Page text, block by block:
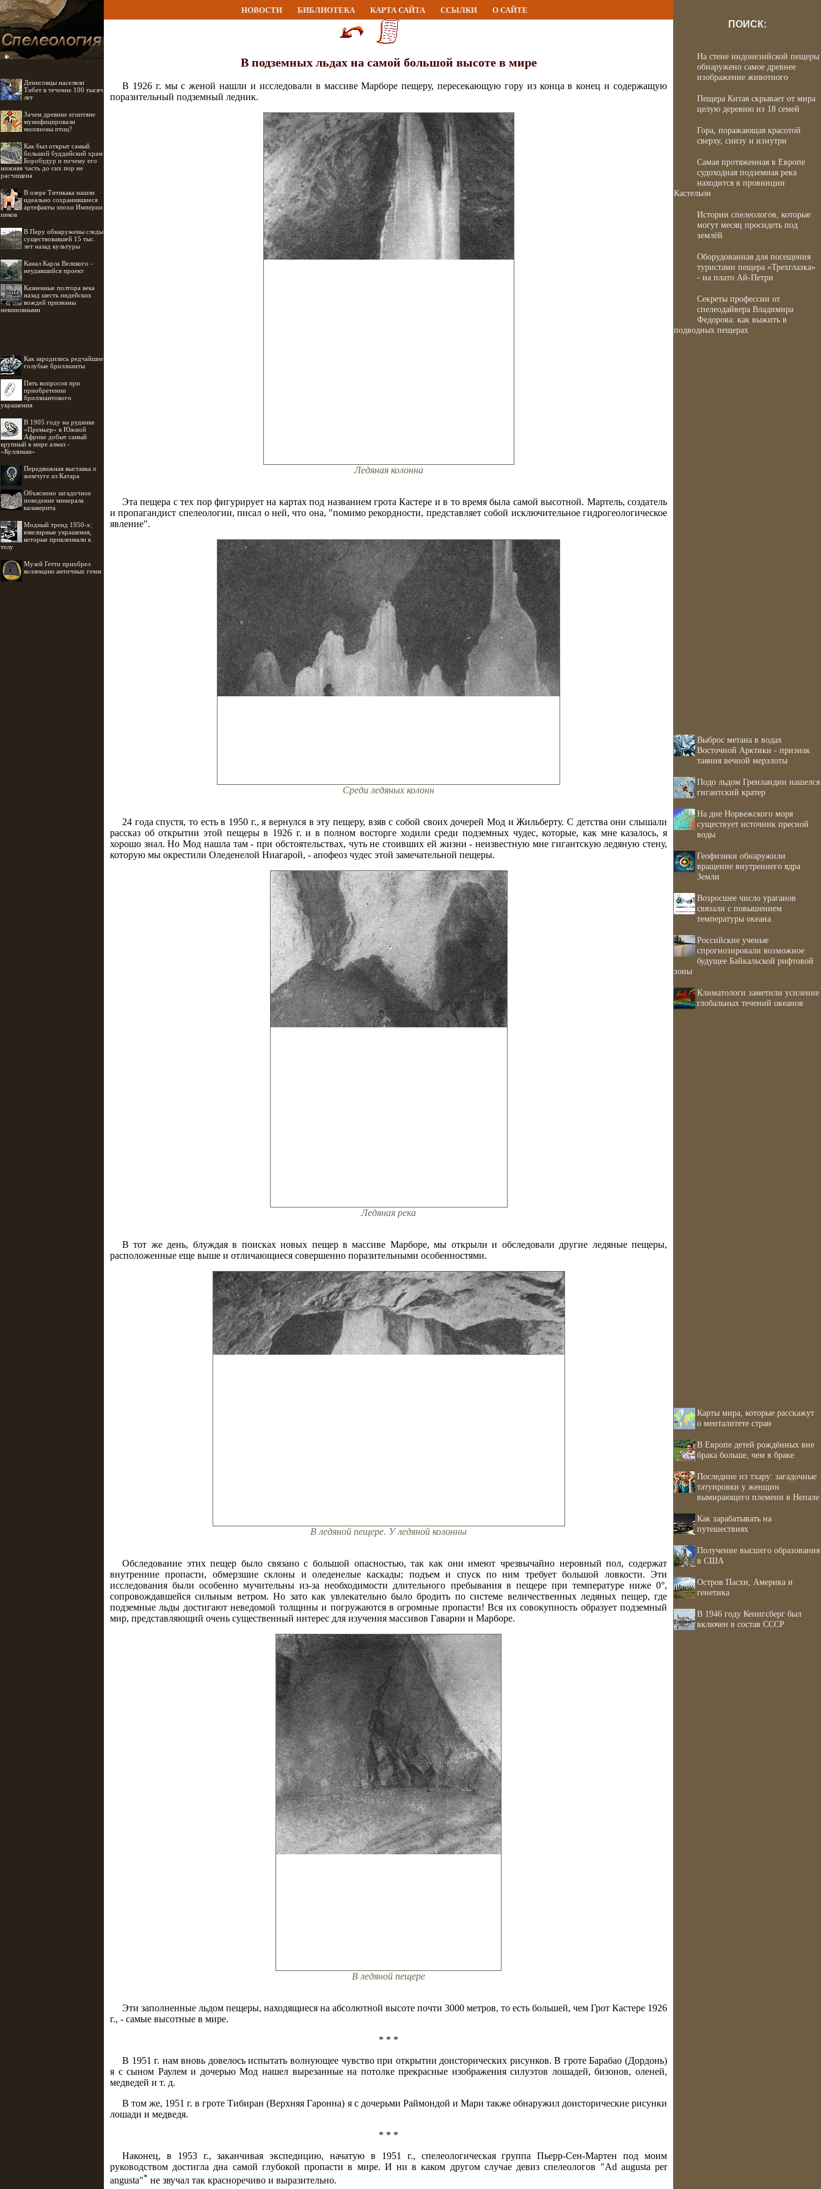
НОВОСТИ БИБЛИОТЕКА КАРТА САЙТА ССЫЛКИ О САЙТЕ
Денисовцы населяли
Тибет в течение 100 тысяч
лет
Зачем древние египтяне
мумифицировали
миллионы птиц?
Как был открыт самый
большой буддийский храм
Боробудур и почему его
нижняя часть до сих пор не
расчищена
В озере Титикака нашли
идеально сохранившиеся
артефакты эпохи Империи
инков
В Перу обнаружены следы
существовавшей 15 тыс.
лет назад культуры
Канал Карла Великого -
неудавшийся проект
Казненные полтора века
назад шесть индейских
вождей признаны
невиновными
Как зародились редчайшие
голубые бриллианты
Пять вопросов при
приобретении
бриллиантового
украшения
В 1905 году на руднике
«Премьер» в Южной
Африке добыт самый
крупный в мире алмаз -
«Куллинан»
Передвижная выставка о
жемчуге из Катара
Объяснено загадочное
поведение минерала
калаверита
Модный тренд 1950-х:
ювелирные украшения,
которые приклеивали к
телу
Музей Гетти приобрел
коллекцию античных гемм
В подземных льдах на самой большой высоте в мире
В 1926 г. мы с женой нашли и исследовали в массиве Марборе пещеру, пересекающую гору из конца в конец и содержащую
поразительный подземный ледник.
Ледяная колонна
Эта пещера с тех пор фигурирует на картах под названием грота Кастере и в то время была самой высотной. Мартель, создатель
и пропагандист спелеологии, писал о ней, что она, "помимо рекордности, представляет собой исключительное гидрогеологическое
явление".
Среди ледяных колонн
24 года спустя, то есть в 1950 г., я вернулся в эту пещеру, взяв с собой своих дочерей Мод и Жильберту. С детства они слышали
рассказ об открытии этой пещеры в 1926 г. и в полном восторге ходили среди подземных чудес, которые, как мне казалось, я
хорошо знал. Но Мод нашла там - при обстоятельствах, чуть не стоивших ей жизни - неизвестную мне гигантскую ледяную стену,
которую мы окрестили Оледенелой Ниагарой, - апофеоз чудес этой замечательной пещеры.
Ледяная река
В тот же день, блуждая в поисках новых пещер в массиве Марборе, мы открыли и обследовали другие ледяные пещеры,
расположенные еще выше и отличающиеся совершенно поразительными особенностями.
В ледяной пещере. У ледяной колонны
Обследование этих пещер было связано с большой опасностью, так как они имеют чрезвычайно неровный пол, содержат
внутренние пропасти, обмерзшие склоны и оледенелые каскады; подъем и спуск по ним требует большой ловкости. Эти
исследования были особенно мучительны из-за необходимости длительного пребывания в пещере при температуре ниже 0°,
сопровождавшейся сильным ветром. Но зато как увлекательно было бродить по системе величественных ледяных пещер, где
подземные льды достигают неведомой толщины и погружаются в огромные пропасти! Вся их совокупность образует подземный
мир, представляющий очень существенный интерес для изучения массивов Гаварни и Марборе.
В ледяной пещере
Эти заполненные льдом пещеры, находящиеся на абсолютной высоте почти 3000 метров, то есть большей, чем Грот Кастере 1926
г., - самые высотные в мире.
* * *
В 1951 г. нам вновь довелось испытать волнующее чувство при открытии доисторических рисунков. В гроте Барабао (Дордонь)
я с сыном Раулем и дочерью Мод нашел вырезанные на потолке прекрасные изображения силуэтов лошадей, бизонов, оленей,
медведей и т. д.
В том же, 1951 г. в гроте Тибиран (Верхняя Гаронна) я с дочерьми Раймондой и Мари также обнаружил доисторические рисунки
лошади и медведя.
* * *
Наконец, в 1953 г., заканчивая экспедицию, начатую в 1951 г., спелеологическая группа Пьерр-Сен-Мартен под моим
руководством достигла дна самой глубокой пропасти в мире. И ни в каком другом случае девиз спелеологов "Ad augusta per
angusta"* не звучал так красноречиво и выразительно.
ПОИСК:
На стене индонезийской пещеры
обнаружено самое древнее
изображение животного
Пещера Китая скрывает от мира
целую деревню из 18 семей
Гора, поражающая красотой
сверху, снизу и изнутри
Самая протяженная в Европе
судоходная подземная река
находится в провинции
Кастельон
Истории спелеологов, которые
могут месяц просидеть под
землёй
Оборудованная для посещения
туристами пещера «Трехглазка»
- на плато Ай-Петри
Секреты профессии от
спелеодайвера Владимира
Федорова: как выжить в
подводных пещерах
Выброс метана в водах
Восточной Арктики - признак
таяния вечной мерзлоты
Подо льдом Гренландии нашелся
гигантский кратер
На дне Норвежского моря
существует источник пресной
воды
Геофизики обнаружили
вращение внутреннего ядра
Земли
Возросшее число ураганов
связали с повышением
температуры океана
Российские ученые
спрогнозировали возможное
будущее Байкальской рифтовой
зоны
Климатологи заметили усиление
глобальных течений океанов
Карты мира, которые расскажут
о менталитете стран
В Европе детей рождённых вне
брака больше, чем в браке
Последние из тхару: загадочные
татуировки у женщин
вымирающего племени в Непале
Как зарабатывать на
путешествиях
Получение высшего образования
в США
Остров Пасхи, Америка и
генетика
В 1946 году Кенигсберг был
включен в состав СССР